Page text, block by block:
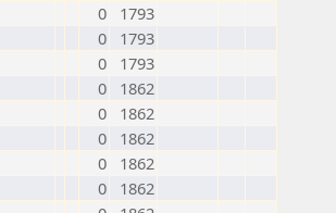
0
1793
0
1793
0
1793
0
1862
0
1862
0
1862
0
1862
0
1862